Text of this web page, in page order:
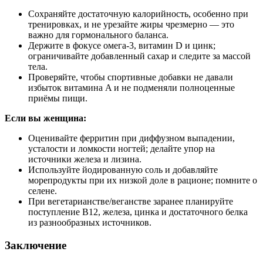
Сохраняйте достаточную калорийность, особенно при
тренировках, и не урезайте жиры чрезмерно — это
важно для гормонального баланса.
Держите в фокусе омега‑3, витамин D и цинк;
ограничивайте добавленный сахар и следите за массой
тела.
Проверяйте, чтобы спортивные добавки не давали
избыток витамина A и не подменяли полноценные
приёмы пищи.
Если вы женщина:
Оценивайте ферритин при диффузном выпадении,
усталости и ломкости ногтей; делайте упор на
источники железа и лизина.
Используйте йодированную соль и добавляйте
морепродукты при их низкой доле в рационе; помните о
селене.
При вегетарианстве/веганстве заранее планируйте
поступление B12, железа, цинка и достаточного белка
из разнообразных источников.
Заключение